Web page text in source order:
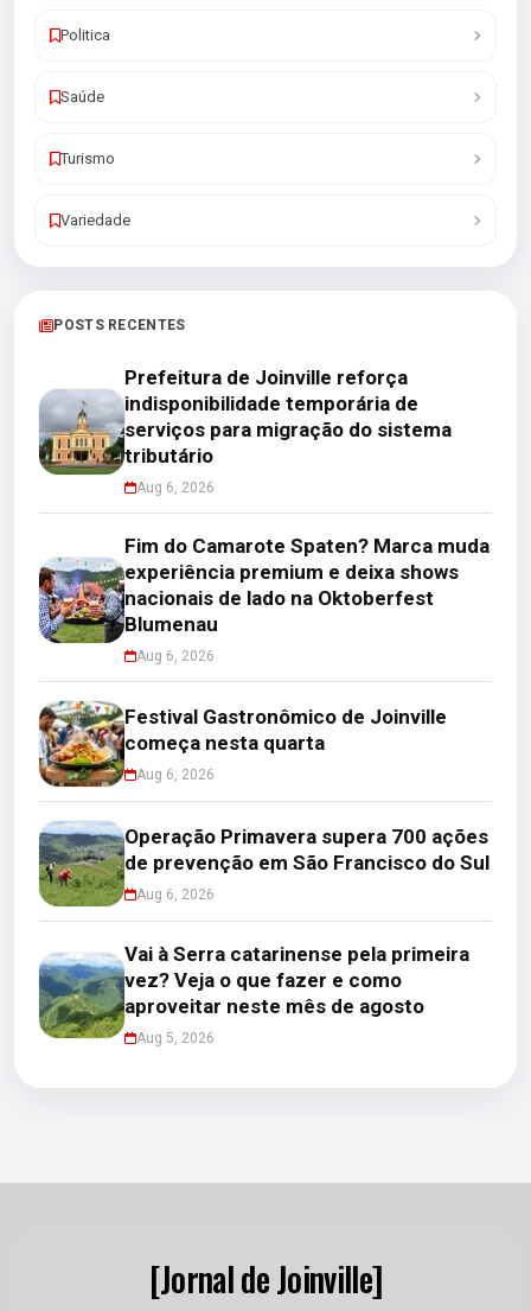
Politica
Saúde
Turismo
Variedade
POSTS RECENTES
Prefeitura de Joinville reforça
indisponibilidade temporária de
serviços para migração do sistema
tributário
Aug 6, 2026
Fim do Camarote Spaten? Marca muda
experiência premium e deixa shows
nacionais de lado na Oktoberfest
Blumenau
Aug 6, 2026
Festival Gastronômico de Joinville
começa nesta quarta
Aug 6, 2026
Operação Primavera supera 700 ações
de prevenção em São Francisco do Sul
Aug 6, 2026
Vai à Serra catarinense pela primeira
vez? Veja o que fazer e como
aproveitar neste mês de agosto
Aug 5, 2026
[Jornal de Joinville]